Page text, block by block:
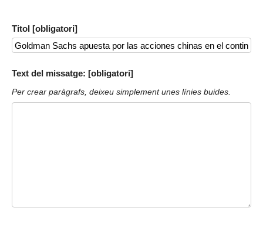
Titol [obligatori]
Text del missatge: [obligatori]
Per crear paràgrafs, deixeu simplement unes línies buides.